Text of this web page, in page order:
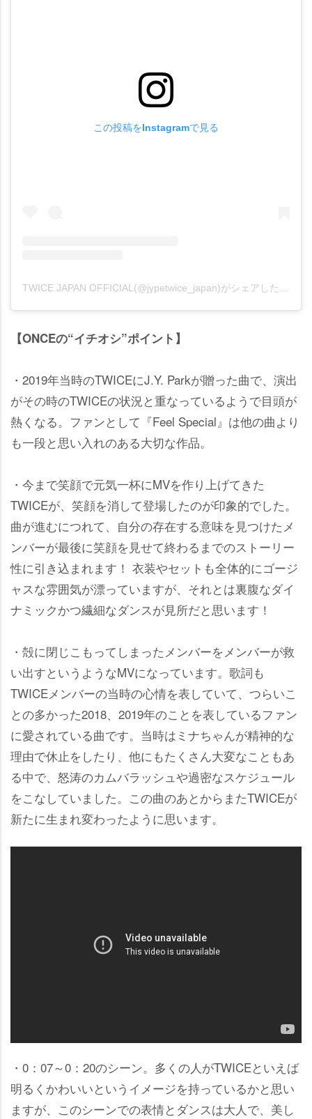
この投稿をInstagramで見る
TWICE JAPAN OFFICIAL(@jypetwice_japan)がシェアした投稿
【ONCEの“イチオシ”ポイント】
・2019年当時のTWICEにJ.Y. Parkが贈った曲で、演出
がその時のTWICEの状況と重なっているようで目頭が
熱くなる。ファンとして『Feel Special』は他の曲より
も一段と思い入れのある大切な作品。
・今まで笑顔で元気一杯にMVを作り上げてきた
TWICEが、笑顔を消して登場したのが印象的でした。
曲が進むにつれて、自分の存在する意味を見つけたメ
ンバーが最後に笑顔を見せて終わるまでのストーリー
性に引き込まれます！ 衣装やセットも全体的にゴージ
ャスな雰囲気が漂っていますが、それとは裏腹なダイ
ナミックかつ繊細なダンスが見所だと思います！
・殻に閉じこもってしまったメンバーをメンバーが救
い出すというようなMVになっています。歌詞も
TWICEメンバーの当時の心情を表していて、つらいこ
との多かった2018、2019年のことを表しているファン
に愛されている曲です。当時はミナちゃんが精神的な
理由で休止をしたり、他にもたくさん大変なこともあ
る中で、怒涛のカムバラッシュや過密なスケジュール
をこなしていました。この曲のあとからまたTWICEが
新たに生まれ変わったように思います。
・0：07～0：20のシーン。多くの人がTWICEといえば
明るくかわいいというイメージを持っているかと思い
ますが、このシーンでの表情とダンスは大人で、美し